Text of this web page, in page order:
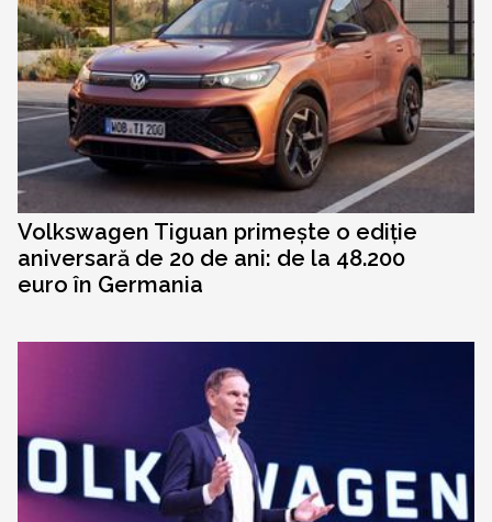
Volkswagen Tiguan primește o ediție
aniversară de 20 de ani: de la 48.200
euro în Germania